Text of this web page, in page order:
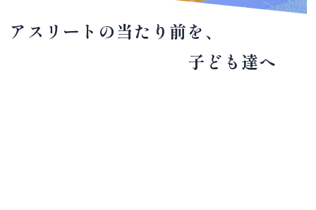
アスリートの当たり前を、
子ども達へ